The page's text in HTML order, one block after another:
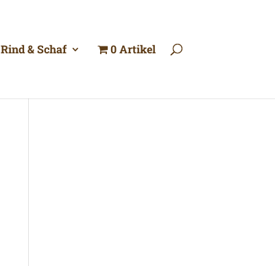
Rind & Schaf 0 Artikel